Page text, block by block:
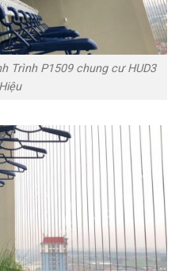
Trình P1509 chung cư HUD3